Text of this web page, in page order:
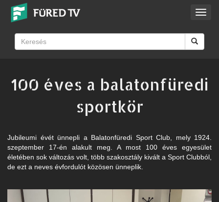
100 éves a balatonfüredi
sportkör
Jubileumi évét ünnepli a Balatonfüredi Sport Club, mely 1924.
szeptember 17-én alakult meg. A most 100 éves egyesület
életében sok változás volt, több szakosztály kivált a Sport Clubból,
de ezt a neves évfordulót közösen ünneplik.